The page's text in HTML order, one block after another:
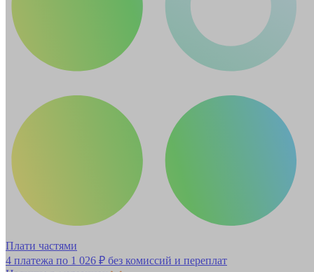
Плати частями
4 платежа по 1 026 ₽ без комиссий и переплат